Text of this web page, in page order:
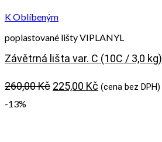
K Oblíbeným
poplastované lišty VIPLANYL
Závětrná lišta var. C (10C / 3,0 kg)
260,00Kč Původní
225,00 Kč Aktuální
(cena bez DPH)
-13%